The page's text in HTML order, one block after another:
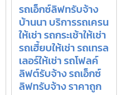
รถเอ็กซ์ลิฟทรับจ้าง
บ้านนา บริการรถเครน
ให้เช่า รถกระเช้าให้เช่า
รถเฮี้ยบให้เช่า รถเทรล
เลอร์ให้เช่า รถโฟลค์
ลิฟต์รับจ้าง รถเอ็กซ์
ลิฟทรับจ้าง ราคาถูก